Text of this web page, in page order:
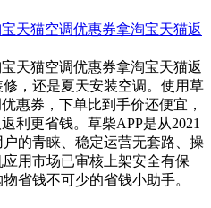
天猫空调优惠券拿淘宝天猫返
天猫空调优惠券拿淘宝天猫返
，还是夏天安装空调。使用草
惠券，下单比到手价还便宜，
利更省钱。草柴APP是从2021
的青睐、稳定运营无套路、操
用市场已审核上架安全有保
省钱不可少的省钱小助手。